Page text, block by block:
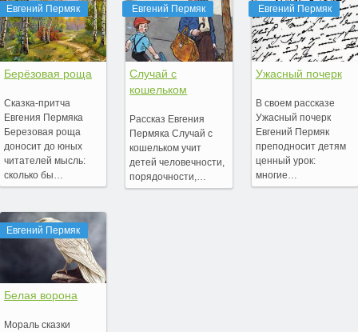
Евгений Пермяк
Берёзовая роща
Сказка-притча
Евгения Пермяка
Березовая роща
доносит до юных
читателей мысль:
сколько бы…
Евгений Пермяк
Белая ворона
Мораль сказки
Евгений Пермяк
Случай с
кошельком
Рассказ Евгения
Пермяка Случай с
кошельком учит
детей человечности,
порядочности,…
Евгений Пермяк
Ужасный почерк
В своем рассказе
Ужасный почерк
Евгений Пермяк
преподносит детям
ценный урок:
многие…